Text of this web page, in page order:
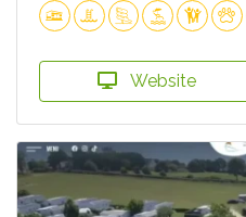
Website